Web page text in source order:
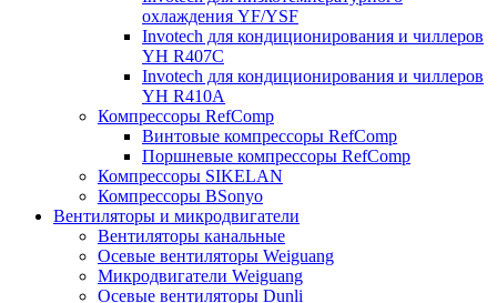
охлаждения YF/YSF
Invotech для кондиционирования и чиллеров
YH R407C
Invotech для кондиционирования и чиллеров
YH R410A
Компрессоры RefComp
Винтовые компрессоры RefComp
Поршневые компрессоры RefComp
Компрессоры SIKELAN
Компрессоры BSonyo
Вентиляторы и микродвигатели
Вентиляторы канальные
Осевые вентиляторы Weiguang
Микродвигатели Weiguang
Осевые вентиляторы Dunli